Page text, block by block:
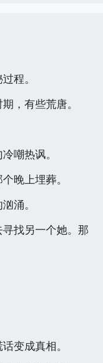
程。
，有些荒唐。
嘲热讽。
晚上埋葬。
涌。
找另一个她。那
变成真相。